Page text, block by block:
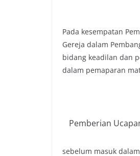
Pada kesempatan
Gereja dalam
bidang keadilan dan
dalam pemaparan
Pemberian
sebelum masuk